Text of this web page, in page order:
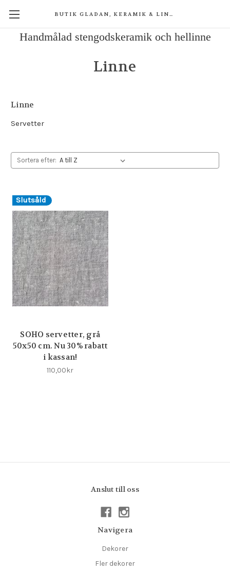
BUTIK GLADAN, KERAMIK & LINNE
Handmålad stengodskeramik och hellinne
Linne
Linne
Servetter
Sortera efter:
Slutsåld
SOHO servetter, grå
50x50 cm. Nu 30% rabatt
i kassan!
110,00kr
Anslut till oss
Navigera
Dekorer
Fler dekorer